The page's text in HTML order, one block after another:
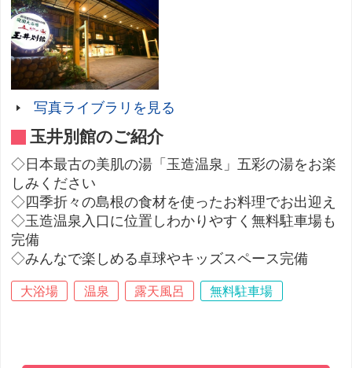
写真ライブラリを見る
玉井別館のご紹介
◇日本最古の美肌の湯「玉造温泉」五彩の湯をお楽
しみください
◇四季折々の島根の食材を使ったお料理でお出迎え
◇玉造温泉入口に位置しわかりやすく無料駐車場も
完備
◇みんなで楽しめる卓球やキッズスペース完備
大浴場 温泉 露天風呂 無料駐車場